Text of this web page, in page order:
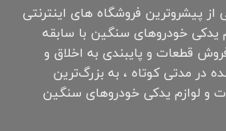
از پیشروترین فروشگاه های اینترنتی
یدکی خودروهای سنگین با سابقه
قطعات و پایبندی به اخلاق و
در مدتی کوتاه ، به بزرگ‌ترین
و لوازم یدکی خودروهای سنگین